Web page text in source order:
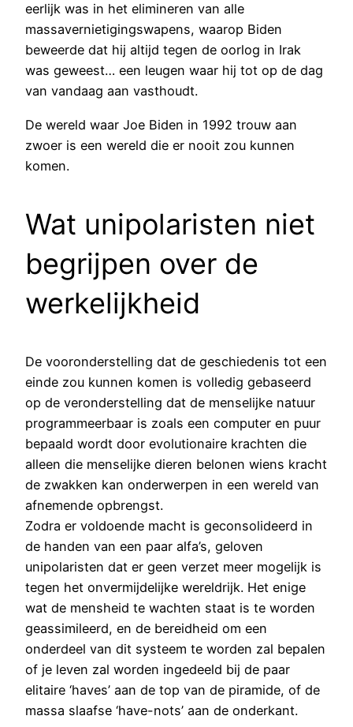
eerlijk was in het elimineren van alle
massavernietigingswapens, waarop Biden
beweerde dat hij altijd tegen de oorlog in Irak
was geweest… een leugen waar hij tot op de dag
van vandaag aan vasthoudt.
De wereld waar Joe Biden in 1992 trouw aan
zwoer is een wereld die er nooit zou kunnen
komen.
Wat unipolaristen niet
begrijpen over de
werkelijkheid
De vooronderstelling dat de geschiedenis tot een
einde zou kunnen komen is volledig gebaseerd
op de veronderstelling dat de menselijke natuur
programmeerbaar is zoals een computer en puur
bepaald wordt door evolutionaire krachten die
alleen die menselijke dieren belonen wiens kracht
de zwakken kan onderwerpen in een wereld van
afnemende opbrengst.
Zodra er voldoende macht is geconsolideerd in
de handen van een paar alfa’s, geloven
unipolaristen dat er geen verzet meer mogelijk is
tegen het onvermijdelijke wereldrijk. Het enige
wat de mensheid te wachten staat is te worden
geassimileerd, en de bereidheid om een
onderdeel van dit systeem te worden zal bepalen
of je leven zal worden ingedeeld bij de paar
elitaire ‘haves’ aan de top van de piramide, of de
massa slaafse ‘have-nots’ aan de onderkant.